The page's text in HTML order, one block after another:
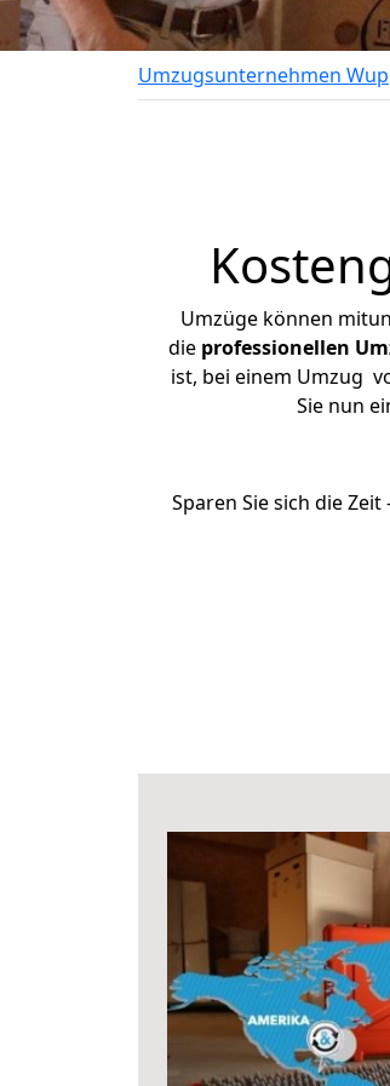
Umzugsunternehmen
Umzüge können
die professionellen
ist, bei einem Umzug
Sie nun
Sparen Sie sich die